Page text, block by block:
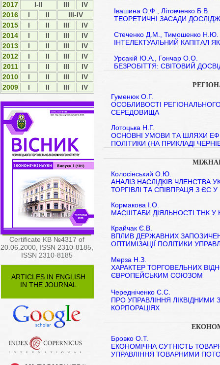
2017
I-II ІІІ
IV
2016
I II
III-IV
2015
І ІІ ІІІ
IV
2014
І ІІ ІІІ
ІV
2013
І ІІ ІІІ
ІV
2012
І ІI ІII
ІV
2011
І ІI ІII
ІV
2010
І ІI ІII
ІV
2009
І ІI ІII ІV
Certificate KB №4317 of
20.06.2000, ISSN 2310-8185,
ISSN 2310-8185
ARTICLES IN ENGLISH
IN THE JOURNAL
Івашина О.Ф., Літовченко Б.В.
ТЕОРЕТИЧНІ ЗАСАДИ
Стеченко Д.М., Тимошенко Н.Ю.
ІНТЕЛЕКТУАЛЬНИЙ КАПІТАЛ
Урсакій Ю.А., Гончар О.О.
БЕЗРОБІТТЯ: СВІТОВИЙ
Гуменюк О.Г.
ОСОБЛИВОСТІ
СЕРЕДОВИЩА
Лотоцька Н.Г.
ОСНОВНІ УМОВИ ТА ШЛЯХИ
ПОЛІТИКИ (НА ПРИКЛАДІ
Колосінський О.Ю.
АНАЛІЗ НАСЛІДКІВ ЧЛЕНСТВА
ТОРГІВЛІ ТА СПІВПРАЦЯ З ЄС У
Кормакова І.О.
МАСШТАБИ ДІЯЛЬНОСТІ ТНК
Крайчак Є.В.
ВПЛИВ ДЕРЖАВНИХ
ОПТИМІЗАЦІЇ ПОЛІТИКИ
Мерза Н.З.
ХАРАКТЕР ТОРГОВЕЛЬНИХ
ЄВРОПЕЙСЬКИМ СОЮЗОМ
Чередніченко С.С.
ПРО УПРАВЛІННЯ
КОРПОРАЦІЯХ
Бровко О.Т.
ЕКОНОМІЧНА СУТНІСТЬ
УПРАВЛІННЯ ТОВАРНИМИ